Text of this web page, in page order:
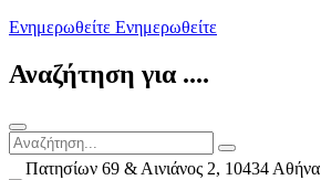
Ενημερωθείτε Ενημερωθείτε
Αναζήτηση για ....
Πατησίων 69 & Αινιάνος 2, 10434 Αθήνα